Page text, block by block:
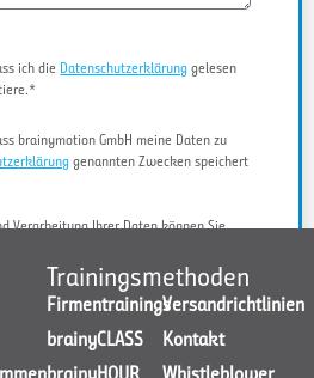
ich die Datenschutzerklärung gelesen
brainymotion GmbH meine Daten zu
genannten Zwecken speichert
Verarbeitung Ihrer Daten können Sie
AUFNEHMEN
Trainingsmethoden
Firmentrainings
brainyCLASS
Versandrichtlinien
Kontakt